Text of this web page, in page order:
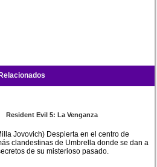
Resident Evil 5: La Venganza
Jovovich) Despierta en el centro de
clandestinas de Umbrella donde se dan a
de su misterioso pasado.